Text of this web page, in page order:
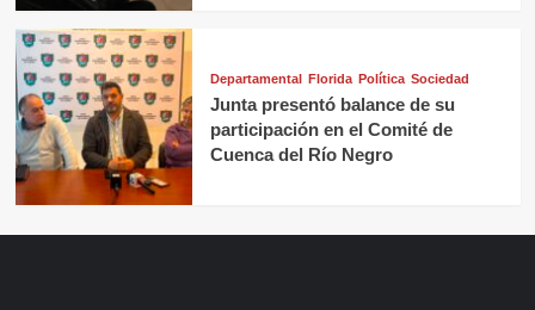
Departamental Florida Política Sociedad
Junta presentó balance de su
participación en el Comité de
Cuenca del Río Negro